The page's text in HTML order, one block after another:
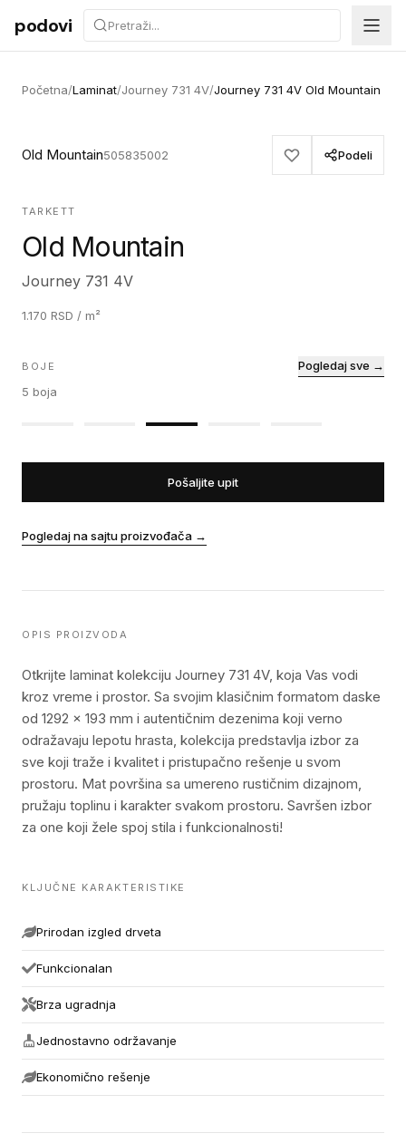
Preskoči na sadržaj
podovi
Početna/Laminat/Journey 731 4V/Journey 731 4V Old Mountain
Old Mountain505835002 Podeli
TARKETT
Old Mountain
Journey 731 4V
1.170 RSD / m²
BOJE
5 boja
Pogledaj sve →
Pošaljite upit
Pogledaj na sajtu proizvođača →
OPIS PROIZVODA
Otkrijte laminat kolekciju Journey 731 4V, koja Vas vodi
kroz vreme i prostor. Sa svojim klasičnim formatom daske
od 1292 x 193 mm i autentičnim dezenima koji verno
odražavaju lepotu hrasta, kolekcija predstavlja izbor za
sve koji traže i kvalitet i pristupačno rešenje u svom
prostoru. Mat površina sa umereno rustičnim dizajnom,
pružaju toplinu i karakter svakom prostoru. Savršen izbor
za one koji žele spoj stila i funkcionalnosti!
KLJUČNE KARAKTERISTIKE
Prirodan izgled drveta
Funkcionalan
Brza ugradnja
Jednostavno održavanje
Ekonomično rešenje